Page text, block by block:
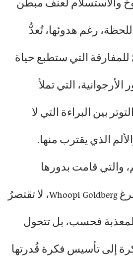
والاستسلام لعنف مبطن
رغم هدوئها، تُعدُّ
التي ستطبع حياة
التي تملأ
بين البراءة التي لا
الذي يقترب منها.
والتي قامت بدورها
الممثلة ووبي غولدبرغ Whoopi Goldberg، لا تقتصرُ
فحسب، بل تتحول
إلى تأسيس فكرة قُدرتها